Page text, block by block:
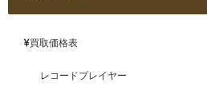
買取価格表
レコードプレイヤー